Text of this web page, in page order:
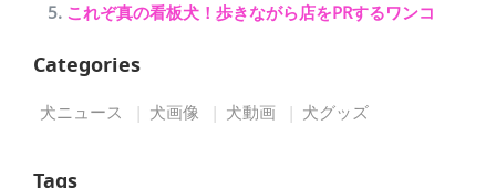
これぞ真の看板犬！歩きながら店をPRするワンコ
Categories
犬ニュース 犬画像 犬動画 犬グッズ
Tags